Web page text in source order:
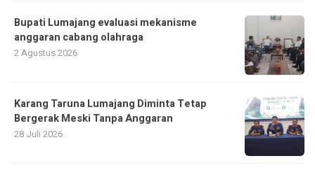
Bupati Lumajang evaluasi mekanisme
anggaran cabang olahraga
2 Agustus 2026
Karang Taruna Lumajang Diminta Tetap
Bergerak Meski Tanpa Anggaran
28 Juli 2026